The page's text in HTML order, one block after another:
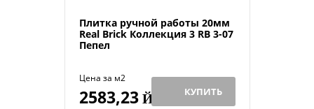
Плитка ручной работы 20мм
Real Brick Коллекция 3 RB 3-07
Пепел
Цена за м2
2583,23Й КУПИТЬ